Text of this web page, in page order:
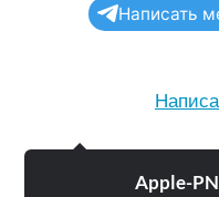
Написать
Apple-